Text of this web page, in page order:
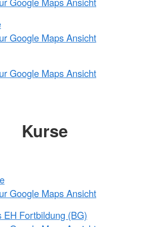
Google Maps Ansicht
Google Maps Ansicht
Kurse
Google Maps Ansicht
EH Fortbildung (BG)